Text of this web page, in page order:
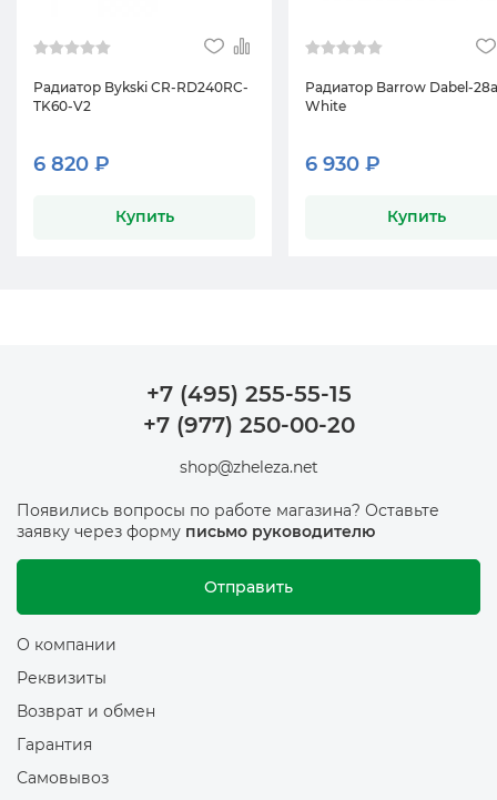
Радиатор Bykski CR-RD240RC-
TK60-V2
6 820 ₽
Купить
Радиатор Barrow Dabel-
White
6 930 ₽
Купить
+7 (495) 255-55-15
+7 (977) 250-00-20
shop@zheleza.net
Появились вопросы по работе магазина? Оставьте
заявку через форму письмо руководителю
Отправить
О компании
Реквизиты
Возврат и обмен
Гарантия
Самовывоз